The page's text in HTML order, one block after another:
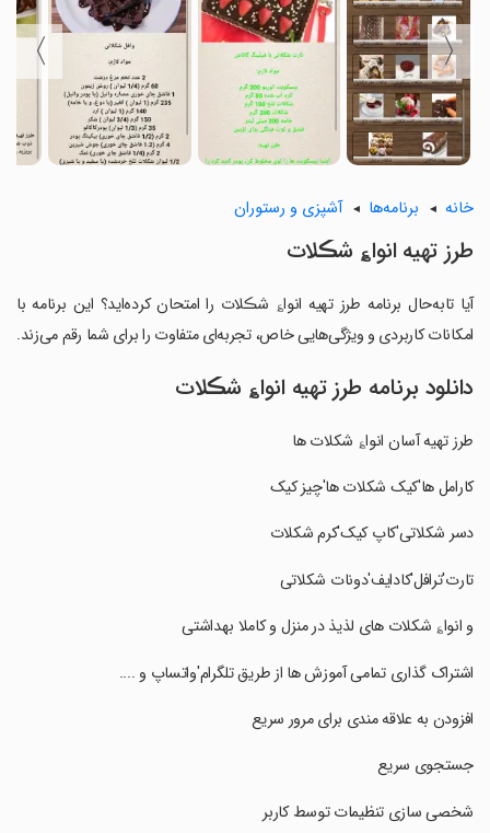
〈
〉
خانه برنامه‌ها آشپزی و رستوران
طرز تهیه انوا؏ شڪلات
آیا تابه‌حال برنامه طرز تهیه انوا؏ شڪلات را امتحان کرده‌اید؟ این برنامه با
امکانات کاربردی و ویژگی‌هایی خاص، تجربه‌ای متفاوت را برای شما رقم می‌زند.
دانلود برنامه طرز تهیه انوا؏ شڪلات
طرز تهیه آسان انوا؏ شکلات ھا
‏کارامل ها'کیک شکلات ها'چیز کیک
‏دسر شکلاتی'کاپ کیک'کرم شکلات
‏تارت'ترافل'کادایف'دونات شکلاتی
‏و انوا؏ شکلات های لذیذ در منزل و کاملا بهداشتی
‏اشتراک گذاری تمامی آموزش ها از طریق تلگرام'واتساپ و ....
‏افزودن به علاقه مندی برای مرور سریع
‏جستجوی سریع
‏شخصی سازی تنظیمات توسط کاربر